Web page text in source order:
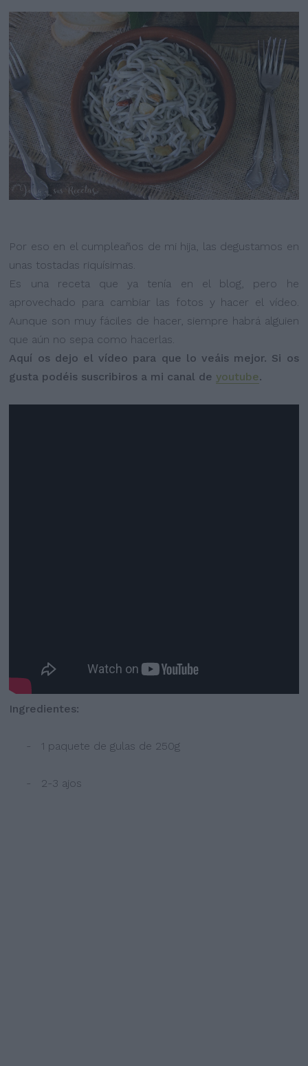
Por eso en el cumpleaños de mi hija, las degustamos en
unas tostadas riquísimas.
Es una receta que ya tenía en el blog, pero he
aprovechado para cambiar las fotos y hacer el vídeo.
Aunque son muy fáciles de hacer, siempre habrá alguien
que aún no sepa como hacerlas.
Aquí os dejo el vídeo para que lo veáis mejor. Si os
gusta podéis suscribiros a mi canal de youtube.
Ingredientes:
- 1 paquete de gulas de 250g
- 2-3 ajos